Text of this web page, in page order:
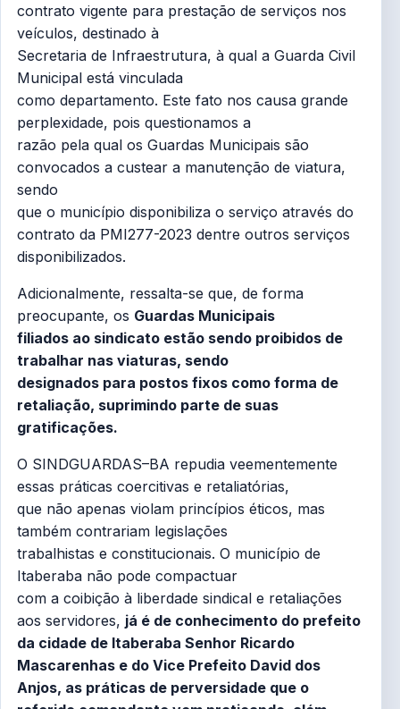
contrato vigente para prestação de serviços nos
veículos, destinado à
Secretaria de Infraestrutura, à qual a Guarda Civil
Municipal está vinculada
como departamento. Este fato nos causa grande
perplexidade, pois questionamos a
razão pela qual os Guardas Municipais são
convocados a custear a manutenção de viatura,
sendo
que o município disponibiliza o serviço através do
contrato da PMI277-2023 dentre outros serviços
disponibilizados.
Adicionalmente, ressalta-se que, de forma
preocupante, os Guardas Municipais
filiados ao sindicato estão sendo proibidos de
trabalhar nas viaturas, sendo
designados para postos fixos como forma de
retaliação, suprimindo parte de suas
gratificações.
O SINDGUARDAS–BA repudia veementemente
essas práticas coercitivas e retaliatórias,
que não apenas violam princípios éticos, mas
também contrariam legislações
trabalhistas e constitucionais. O município de
Itaberaba não pode compactuar
com a coibição à liberdade sindical e retaliações
aos servidores, já é de conhecimento do prefeito
da cidade de Itaberaba Senhor Ricardo
Mascarenhas e do Vice Prefeito David dos
Anjos, as práticas de perversidade que o